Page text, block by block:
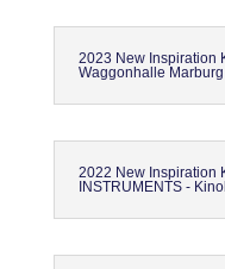
2023 New Inspiration
Waggonhalle Marburg
2022 New Inspiration
INSTRUMENTS -